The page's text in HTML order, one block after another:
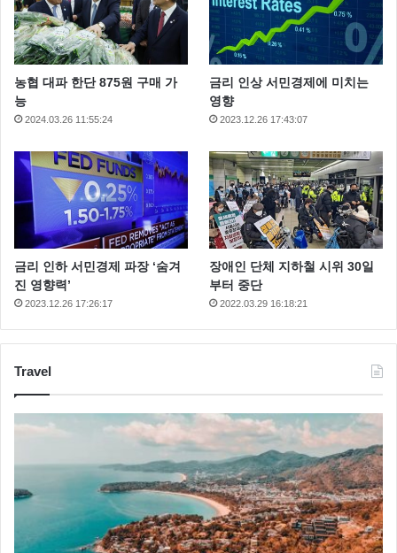
농협 대파 한단 875원 구매 가
능
2024.03.26 11:55:24
금리 인상 서민경제에 미치는
영향
2023.12.26 17:43:07
금리 인하 서민경제 파장 ‘숨겨
진 영향력’
2023.12.26 17:26:17
장애인 단체 지하철 시위 30일
부터 중단
2022.03.29 16:18:21
Travel